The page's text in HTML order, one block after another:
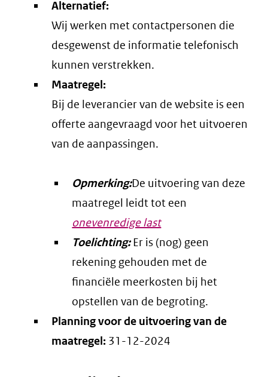
Alternatief:
Wij werken met contactpersonen die
desgewenst de informatie telefonisch
kunnen verstrekken.
Maatregel:
Bij de leverancier van de website is een
offerte aangevraagd voor het uitvoeren
van de aanpassingen.
Opmerking:De uitvoering van deze
maatregel leidt tot een
onevenredige last
Toelichting:Er is (nog) geen
rekening gehouden met de
financiële meerkosten bij het
opstellen van de begroting.
Planning voor de uitvoering van de
maatregel: 31-12-2024